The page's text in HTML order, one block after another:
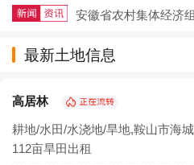
安徽省农村集体经济
2025年稻谷补贴新规
农村生态农业如何以
农村三产融合让农业既
最新土地信息
高居林
耕地/水田/水浇地/旱地,鞍山市海
112亩旱田出租